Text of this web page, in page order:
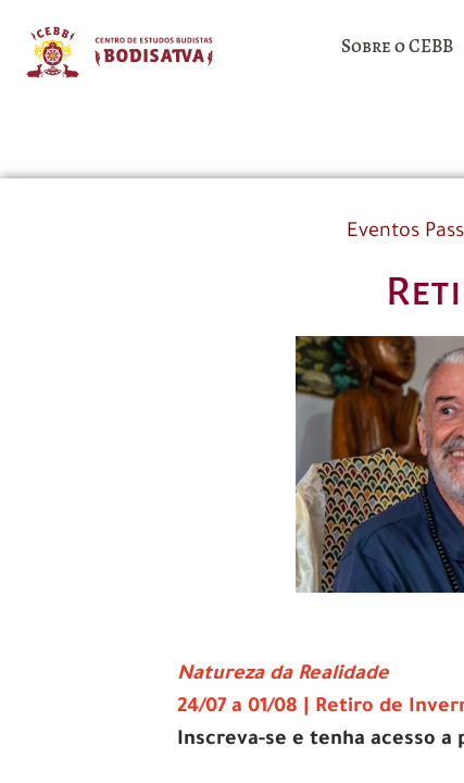
Sobre o CEBB
Eventos
Natureza da Realidade
24/07 a 01/08 | Retiro de
Inscreva-se e tenha acesso